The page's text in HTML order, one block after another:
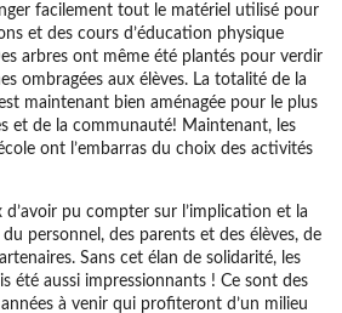
facilement tout le matériel utilisé pour
et des cours d’éducation physique
arbres ont même été plantés pour verdir
ombragées aux élèves. La totalité de la
maintenant bien aménagée pour le plus
et de la communauté! Maintenant, les
ont l’embarras du choix des activités
pu compter sur l’implication et la
personnel, des parents et des élèves, de
Sans cet élan de solidarité, les
été aussi impressionnants ! Ce sont des
années à venir qui profiteront d’un milieu